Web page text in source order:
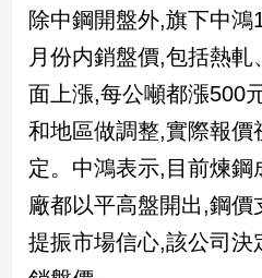
政
治
政
治
焦
品
觀
點
民
除中鋼開盤外,旗下中
月份内銷盤價,包括熱
面上漲,每公噸都漲500
和地區做調整,實際報價
定。中鴻表示,目前煉鋼
廠都以平高盤開出,鋼
提振市場信心,該公司決